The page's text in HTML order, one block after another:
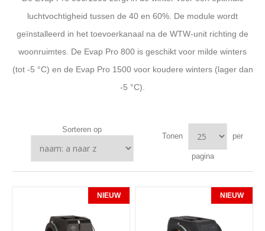
luchtvochtigheid tussen de 40 en 60%. De module wordt
geïnstalleerd in het toevoerkanaal na de WTW-unit richting de
woonruimtes. De Evap Pro 800 is geschikt voor milde winters
(tot -5 °C) en de Evap Pro 1500 voor koudere winters (lager dan
-5 °C).
Sorteren op
Tonen per
pagina
NIEUW NIEUW